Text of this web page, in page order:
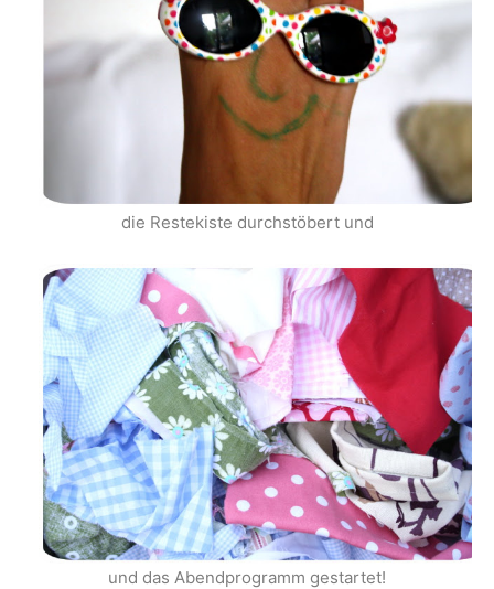
die Restekiste durchstöbert und
und das Abendprogramm gestartet!